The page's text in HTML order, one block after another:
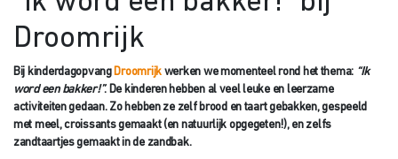
Droomrijk
Bij kinderdagopvang Droomrijk werken we momenteel rond het thema: “Ik
word een bakker!”. De kinderen hebben al veel leuke en leerzame
activiteiten gedaan. Zo hebben ze zelf brood en taart gebakken, gespeeld
met meel, croissants gemaakt (en natuurlijk opgegeten!), en zelfs
zandtaartjes gemaakt in de zandbak.